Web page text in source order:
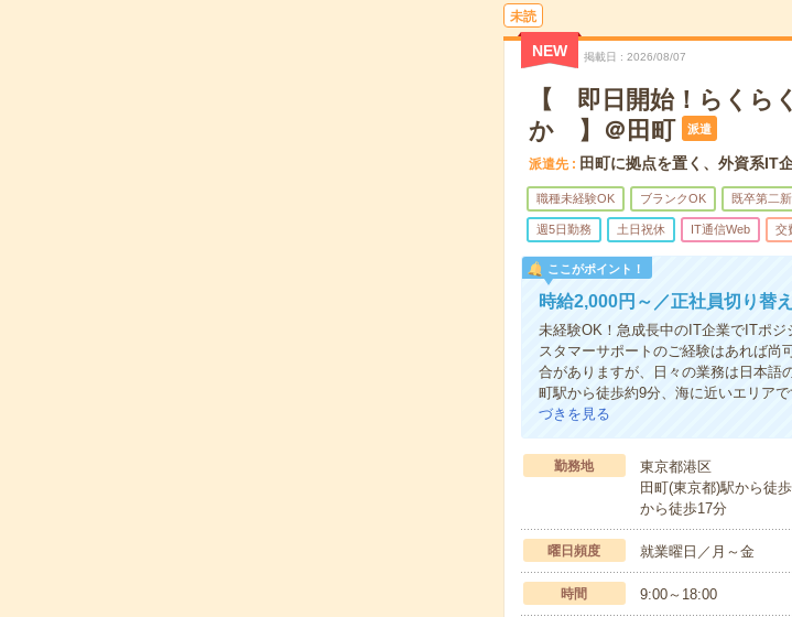
未読
NEW 掲載日 2026/08/07
【 即日開始！らくら
か 】＠田町
派遣
派遣先 田町に拠点を置く、外資系IT企
職種未経験OK ブランクOK 既卒第二
週5日勤務 土日祝休 IT通信Web 交
ここがポイント！
時給2,000円～／正社員切り替
未経験OK！急成長中のIT企業でITポ
スタマーサポートのご経験はあれば尚
合がありますが、日々の業務は日本語
町駅から徒歩約9分、海に近いエリア
づきを見る
勤務地
東京都港区
田町(東京都)駅から徒
から徒歩17分
曜日頻度 就業曜日／月～金
時間 9:00～18:00